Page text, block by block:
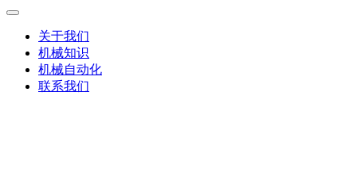
关于我们
机械知识
机械自动化
联系我们